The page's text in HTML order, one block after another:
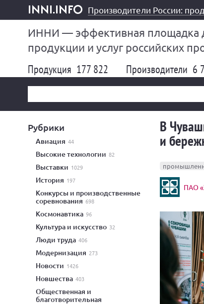
inni.info
Производители России:
ИННИ — эффективная площадка
продукции и услуг российских
Продукция 177 822 Производители 6
Рубрики
авиация 44
высокие технологии 82
выставки 1029
история 197
конкурсы и производственные
соревнования 698
космонавтика 96
культура и искусство 32
люди труда 406
модернизация 273
новости 1426
новшества 403
общественная и
благотворительная
В
и
ПАО